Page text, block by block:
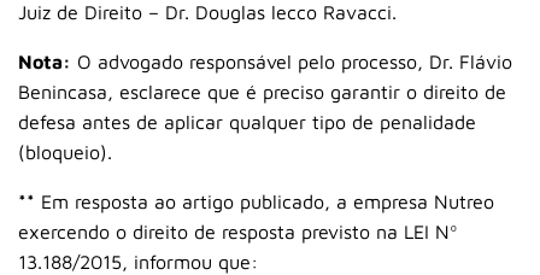
Juiz de Direito – Dr. Douglas lecco Ravacci.
Nota: O advogado responsável pelo processo, Dr. Flávio
Benincasa, esclarece que é preciso garantir o direito de
defesa antes de aplicar qualquer tipo de penalidade
(bloqueio).
** Em resposta ao artigo publicado, a empresa Nutreo
exercendo o direito de resposta previsto na LEI Nº
13.188/2015, informou que: